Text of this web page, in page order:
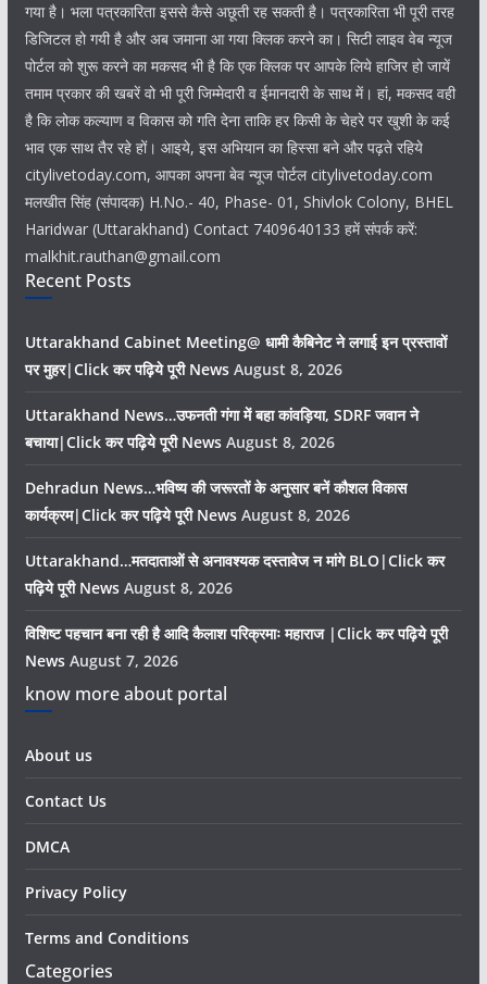
गया है। भला पत्रकारिता इससे कैसे अछूती रह सकती है। पत्रकारिता भी पूरी तरह
डिजिटल हो गयी है और अब जमाना आ गया क्लिक करने का। सिटी लाइव वेब न्यूज
पोर्टल को शुरू करने का मकसद भी है कि एक क्लिक पर आपके लिये हाजिर हो जायें
तमाम प्रकार की खबरें वो भी पूरी जिम्मेदारी व ईमानदारी के साथ में। हां, मकसद वही
है कि लोक कल्याण व विकास को गति देना ताकि हर किसी के चेहरे पर खुशी के कई
भाव एक साथ तैर रहे हों। आइये, इस अभियान का हिस्सा बने और पढ़ते रहिये
citylivetoday.com, आपका अपना बेव न्यूज पोर्टल citylivetoday.com
मलखीत सिंह (संपादक) H.No.- 40, Phase- 01, Shivlok Colony, BHEL
Haridwar (Uttarakhand) Contact 7409640133 हमें संपर्क करें:
malkhit.rauthan@gmail.com
Recent Posts
Uttarakhand Cabinet Meeting@ धामी कैबिनेट ने लगाई इन प्रस्तावों
पर मुहर|Click कर पढ़िये पूरी News August 8, 2026
Uttarakhand News…उफनती गंगा में बहा कांवड़िया, SDRF जवान ने
बचाया|Click कर पढ़िये पूरी News August 8, 2026
Dehradun News…भविष्य की जरूरतों के अनुसार बनें कौशल विकास
कार्यक्रम|Click कर पढ़िये पूरी News August 8, 2026
Uttarakhand…मतदाताओं से अनावश्यक दस्तावेज न मांगे BLO|Click कर
पढ़िये पूरी News August 8, 2026
विशिष्ट पहचान बना रही है आदि कैलाश परिक्रमाः महाराज |Click कर पढ़िये पूरी
News August 7, 2026
know more about portal
About us
Contact Us
DMCA
Privacy Policy
Terms and Conditions
Categories